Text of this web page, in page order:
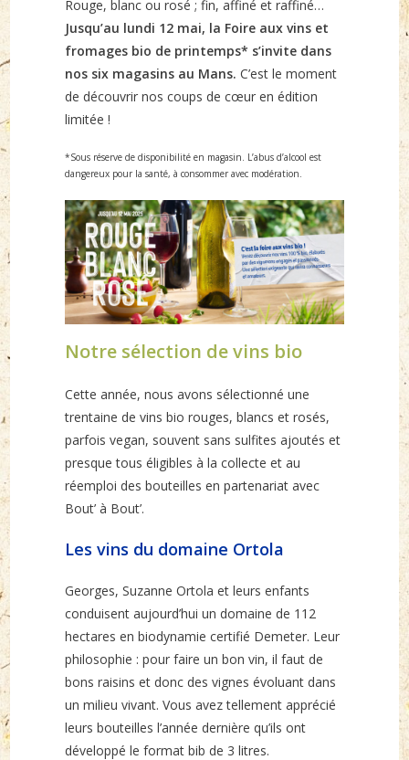
Rouge, blanc ou rosé ; fin, affiné et raffiné…
Jusqu’au lundi 12 mai, la Foire aux vins et
fromages bio de printemps* s’invite dans
nos six magasins au Mans.C’est le moment
de découvrir nos coups de cœur en édition
limitée !
*Sous réserve de disponibilité en magasin. L’abus d’alcool est
dangereux pour la santé, à consommer avec modération.
Notre sélection de vins bio
Cette année, nous avons sélectionné une
trentaine de vins bio rouges, blancs et rosés,
parfois vegan, souvent sans sulfites ajoutés et
presque tous éligibles à la collecte et au
réemploi des bouteilles en partenariat avec
Bout’ à Bout’.
Les vins du domaine Ortola
Georges, Suzanne Ortola et leurs enfants
conduisent aujourd’hui un domaine de 112
hectares en biodynamie certifié Demeter. Leur
philosophie : pour faire un bon vin, il faut de
bons raisins et donc des vignes évoluant dans
un milieu vivant. Vous avez tellement apprécié
leurs bouteilles l’année dernière qu’ils ont
développé le format bib de 3 litres.